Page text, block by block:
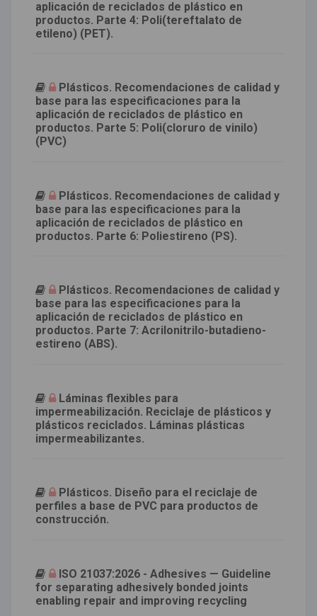
aplicación de reciclados de plástico en
productos. Parte 4: Poli(tereftalato de
etileno) (PET).
Plásticos. Recomendaciones de calidad y
base para las especificaciones para la
aplicación de reciclados de plástico en
productos. Parte 5: Poli(cloruro de vinilo)
(PVC)
Plásticos. Recomendaciones de calidad y
base para las especificaciones para la
aplicación de reciclados de plástico en
productos. Parte 6: Poliestireno (PS).
Plásticos. Recomendaciones de calidad y
base para las especificaciones para la
aplicación de reciclados de plástico en
productos. Parte 7: Acrilonitrilo-butadieno-
estireno (ABS).
Láminas flexibles para
impermeabilización. Reciclaje de plásticos y
plásticos reciclados. Láminas plásticas
impermeabilizantes.
Plásticos. Diseño para el reciclaje de
perfiles a base de PVC para productos de
construcción.
ISO 21037:2026 - Adhesives — Guideline
for separating adhesively bonded joints
enabling repair and improving recycling